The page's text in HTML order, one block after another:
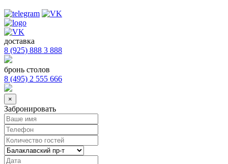
доставка
8 (925) 888 3 888
бронь столов
8 (495) 2 555 666
×
Забронировать